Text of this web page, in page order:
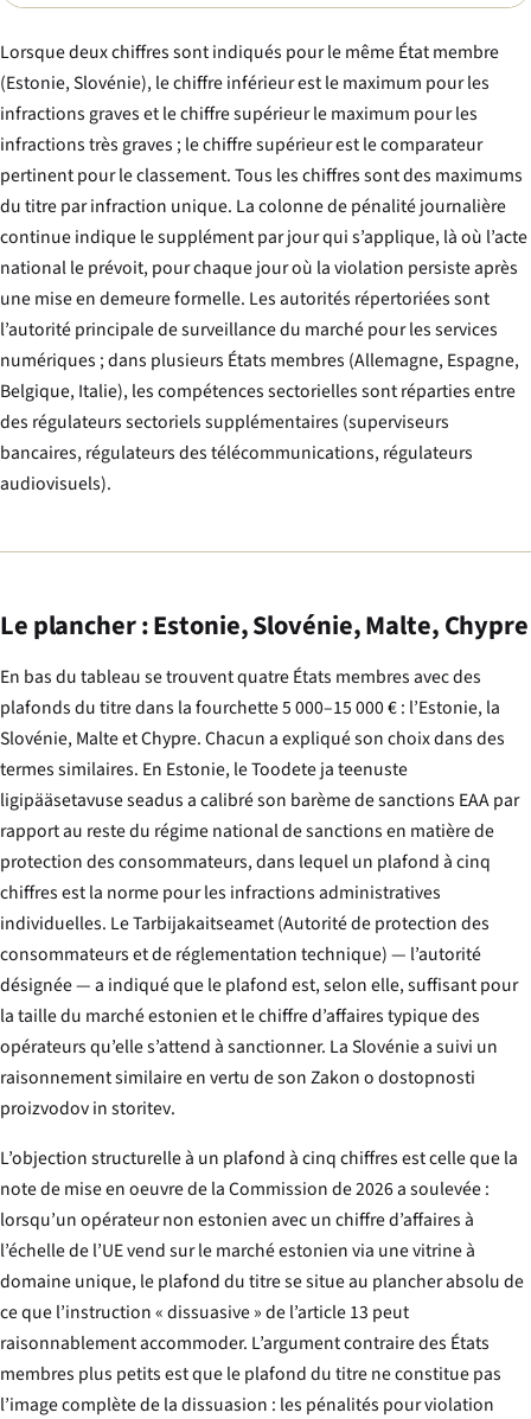
Lorsque deux chiffres sont indiqués pour le même État membre
(Estonie, Slovénie), le chiffre inférieur est le maximum pour les
infractions graves et le chiffre supérieur le maximum pour les
infractions très graves ; le chiffre supérieur est le comparateur
pertinent pour le classement. Tous les chiffres sont des maximums
du titre par infraction unique. La colonne de pénalité journalière
continue indique le supplément par jour qui s’applique, là où l’acte
national le prévoit, pour chaque jour où la violation persiste après
une mise en demeure formelle. Les autorités répertoriées sont
l’autorité principale de surveillance du marché pour les services
numériques ; dans plusieurs États membres (Allemagne, Espagne,
Belgique, Italie), les compétences sectorielles sont réparties entre
des régulateurs sectoriels supplémentaires (superviseurs
bancaires, régulateurs des télécommunications, régulateurs
audiovisuels).
Le plancher : Estonie, Slovénie, Malte, Chypre
En bas du tableau se trouvent quatre États membres avec des
plafonds du titre dans la fourchette 5 000–15 000 € : l’Estonie, la
Slovénie, Malte et Chypre. Chacun a expliqué son choix dans des
termes similaires. En Estonie, leToodete ja teenuste
ligipääsetavuse seadusa calibré son barème de sanctions EAA par
rapport au reste du régime national de sanctions en matière de
protection des consommateurs, dans lequel un plafond à cinq
chiffres est la norme pour les infractions administratives
individuelles. LeTarbijakaitseamet(Autorité de protection des
consommateurs et de réglementation technique) — l’autorité
désignée — a indiqué que le plafond est, selon elle, suffisant pour
la taille du marché estonien et le chiffre d’affaires typique des
opérateurs qu’elle s’attend à sanctionner. La Slovénie a suivi un
raisonnement similaire en vertu de sonZakon o dostopnosti
proizvodov in storitev.
L’objection structurelle à un plafond à cinq chiffres est celle que la
note de mise en oeuvre de la Commission de 2026 a soulevée :
lorsqu’un opérateur non estonien avec un chiffre d’affaires à
l’échelle de l’UE vend sur le marché estonien via une vitrine à
domaine unique, le plafond du titre se situe au plancher absolu de
ce que l’instruction « dissuasive » de l’article 13 peut
raisonnablement accommoder. L’argument contraire des États
membres plus petits est que le plafond du titre ne constitue pas
l’image complète de la dissuasion : les pénalités pour violation